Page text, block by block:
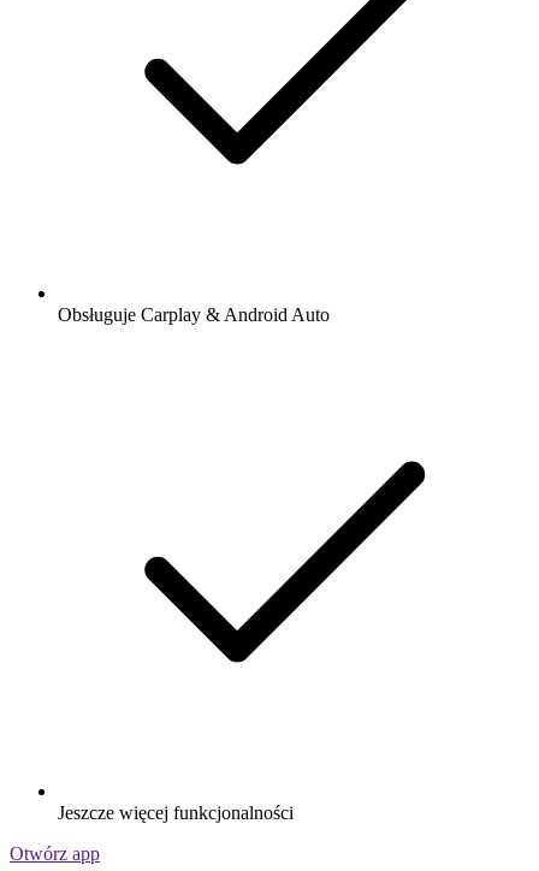
Obsługuje Carplay & Android Auto
Jeszcze więcej funkcjonalności
Otwórz app